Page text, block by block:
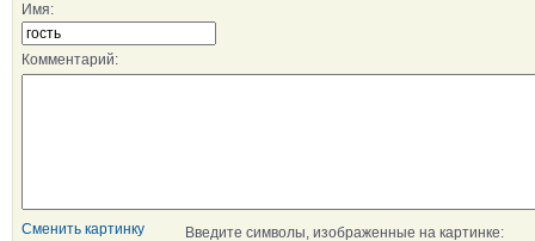
Имя:
Комментарий:
Сменить картинку Введите символы, изображенные на картинке: